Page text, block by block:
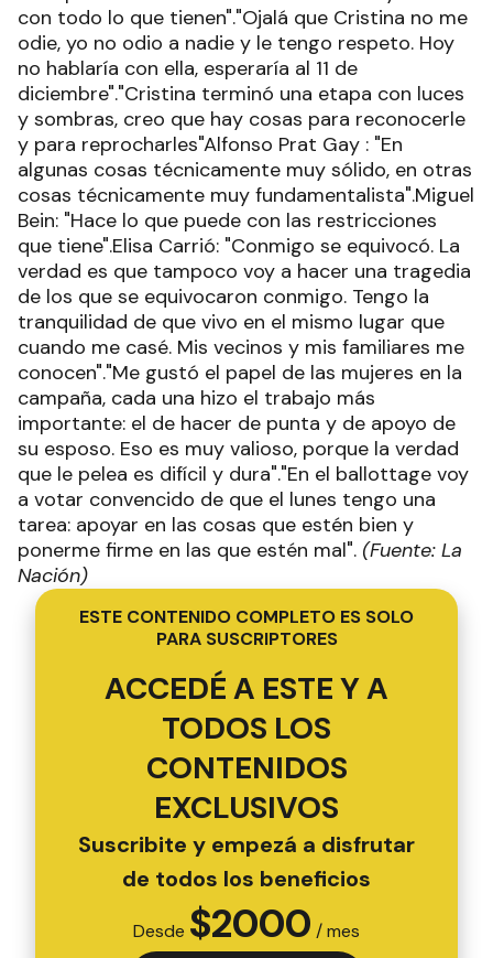
con todo lo que tienen"."Ojalá que Cristina no me
odie, yo no odio a nadie y le tengo respeto. Hoy
no hablaría con ella, esperaría al 11 de
diciembre"."Cristina terminó una etapa con luces
y sombras, creo que hay cosas para reconocerle
y para reprocharles"Alfonso Prat Gay : "En
algunas cosas técnicamente muy sólido, en otras
cosas técnicamente muy fundamentalista".Miguel
Bein: "Hace lo que puede con las restricciones
que tiene".Elisa Carrió: "Conmigo se equivocó. La
verdad es que tampoco voy a hacer una tragedia
de los que se equivocaron conmigo. Tengo la
tranquilidad de que vivo en el mismo lugar que
cuando me casé. Mis vecinos y mis familiares me
conocen"."Me gustó el papel de las mujeres en la
campaña, cada una hizo el trabajo más
importante: el de hacer de punta y de apoyo de
su esposo. Eso es muy valioso, porque la verdad
que le pelea es difícil y dura"."En el ballottage voy
a votar convencido de que el lunes tengo una
tarea: apoyar en las cosas que estén bien y
ponerme firme en las que estén mal". (Fuente: La
Nación)
ESTE CONTENIDO COMPLETO ES SOLO
PARA SUSCRIPTORES
ACCEDÉ A ESTE Y A
TODOS LOS
CONTENIDOS
EXCLUSIVOS
Suscribite y empezá a disfrutar
de todos los beneficios
Desde $2000 / mes